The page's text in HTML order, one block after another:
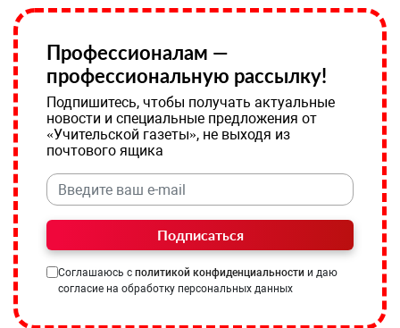
Профессионалам —
профессиональную рассылку!
Подпишитесь, чтобы получать актуальные
новости и специальные предложения от
«Учительской газеты», не выходя из
почтового ящика
Подписаться
Соглашаюсь с политикой конфиденциальности и даю
согласие на обработку персональных данных